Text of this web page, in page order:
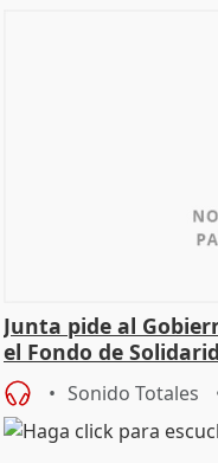
Junta pide al
el Fondo de
Sonido Totales